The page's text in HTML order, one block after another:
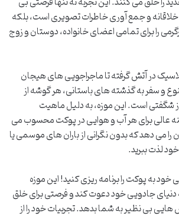
و جمع آوری خاطرات تصویری است، بلکه
را برای تمامی اعضای خانواده، دوستان و زوج
در آتش گرفته تا ماجراجویی های هیجان
و سفر به گذشته های باستانی، هر گوشه از
شگفتی است. این موزه، به دلیل ماهیت
عالی برای هر آب و هوایی در پوکت محسوب می
می دهد که بدون نگرانی از باران های موسمی یا
لذت ببرید.
به پوکت را برنامه ریزی کنید! این موزه
دنیای جادویی خود دعوت کند و فرصتی برای خلق
بی نظیر به شما بدهد. تجربیات خود را از